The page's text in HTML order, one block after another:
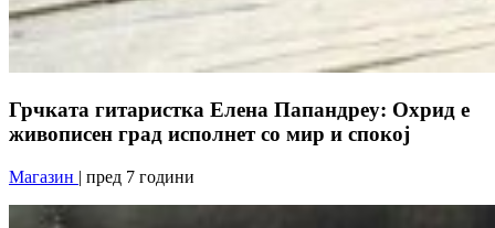
Грчката гитаристка Елена Папандреу: Охрид е
живописен град исполнет со мир и спокој
Магазин | пред 7 години